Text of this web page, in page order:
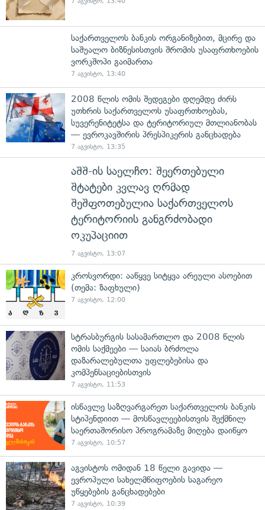
საქართველოს ბანკის ორგანიზებით, მცირე და
საშუალო ბიზნესისთვის შრომის უსაფრთხოების
ვორკშოპი გაიმართა
7 აგვისტო, 13:40
2008 წლის ომის შედეგები დღემდე ძირს
უთხრის საქართველოს უსაფრთხოებას,
სუვერენიტეტსა და ტერიტორიულ მთლიანობას
— ევროკავშირის პრესპიკერის განცხადება
7 აგვისტო, 13:35
აშშ-ის საელჩო: შეერთებული
შტატები კვლავ ღრმად
შეშფოთებულია საქართველოს
ტერიტორიის განგრძობადი
ოკუპაციით
7 აგვისტო, 13:07
კროსვორდი: ააწყვე სიტყვა არეული ასოებით
(თემა: ზაფხული)
7 აგვისტო, 12:00
სტრასბურგის სასამართლო და 2008 წლის
ომის საქმეები — საიას ბრძოლა
დაზარალებულთა უფლებებისა და
კომპენსაციებისთვის
7 აგვისტო, 11:53
ისწავლე საზღვარგარეთ საქართველოს ბანკის
სტიპენდიით — მოსწავლეებისთვის შექმნილ
საერთაშორისო პროგრამაზე მიღება დაიწყო
7 აგვისტო, 10:57
აგვისტოს ომიდან 18 წელი გავიდა —
ევროპული სახელმწიფოების საგარეო
უწყებების განცხადებები
7 აგვისტო, 10:39